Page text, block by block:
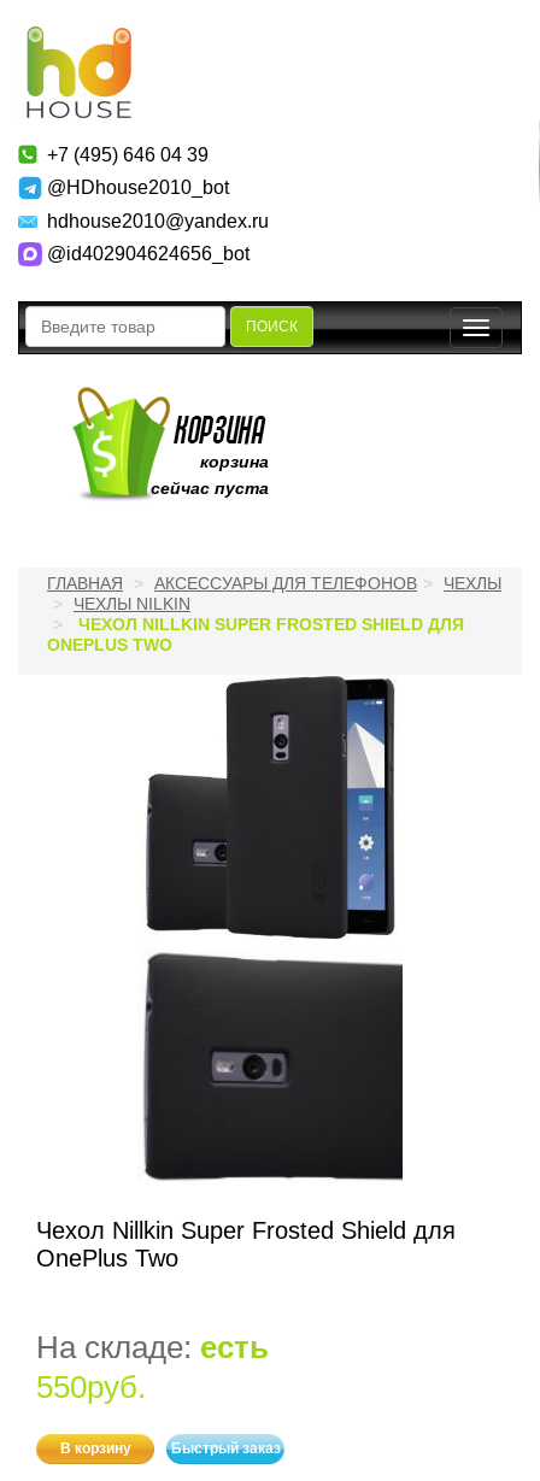
+7 (495) 646 04 39
@HDhouse2010_bot
hdhouse2010@yandex.ru
@id402904624656_bot
ПОИСК
Toggle
корзина
сейчас пуста
ГЛАВНАЯ АКСЕССУАРЫ ДЛЯ ТЕЛЕФОНОВ
ЧЕХЛЫ
ЧЕХЛЫ NILKIN
ЧЕХОЛ NILLKIN SUPER FROSTED SHIELD ДЛЯ
ONEPLUS TWO
Чехол Nillkin Super Frosted Shield для
OnePlus Two
На складе: есть
550руб.
В корзину Быстрый заказ